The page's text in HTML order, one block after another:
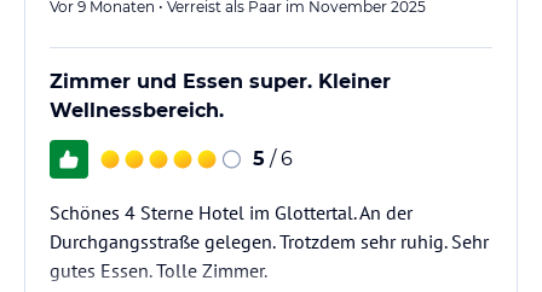
verbindlichenAngebotsdetailsdes jeweiligen Veranstalters.
Vor 9 Monaten • Verreist als Paar im November 2025
Zimmer und Essen super. Kleiner
Wellnessbereich.
5 / 6
Schönes 4 Sterne Hotel im Glottertal. An der
Durchgangsstraße gelegen. Trotzdem sehr ruhig. Sehr
gutes Essen. Tolle Zimmer.